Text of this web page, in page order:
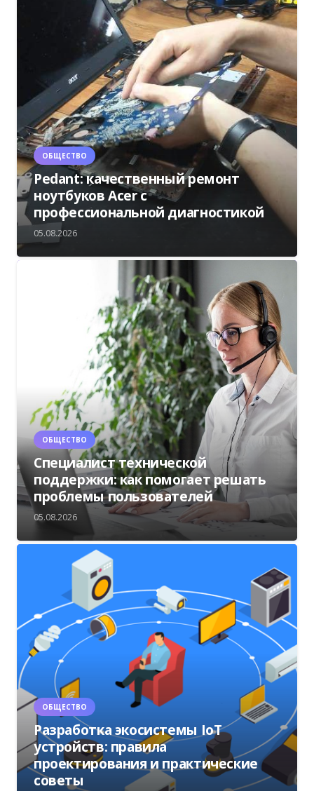
ОБЩЕСТВО
Pedant: качественный ремонт
ноутбуков Acer с
профессиональной диагностикой
05.08.2026
ОБЩЕСТВО
Специалист технической
поддержки: как помогает решать
проблемы пользователей
05.08.2026
ОБЩЕСТВО
Разработка экосистемы IoT
устройств: правила
проектирования и практические
советы